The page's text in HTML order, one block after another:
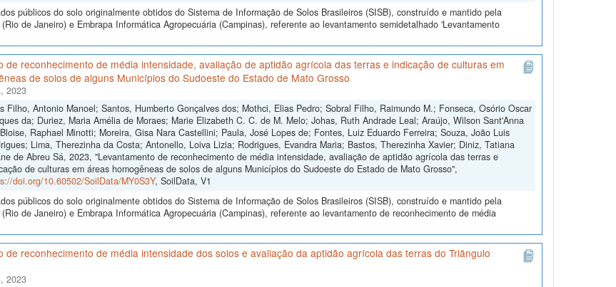
públicos do solo originalmente obtidos do Sistema de Informação de Solos Brasileiros (SISB), construído e mantido pela
(Rio de Janeiro) e Embrapa Informática Agropecuária (Campinas), referente ao levantamento semidetalhado 'Levantamento
de reconhecimento de média intensidade, avaliação de aptidão agrícola das terras e indicação de culturas em
de solos de alguns Municípios do Sudoeste do Estado de Mato Grosso
2023
Filho, Antonio Manoel; Santos, Humberto Gonçalves dos; Mothci, Elias Pedro; Sobral Filho, Raimundo M.; Fonseca, Osório Oscar
da; Duriez, Maria Amélia de Moraes; Marie Elizabeth C. C. de M. Melo; Johas, Ruth Andrade Leal; Araújo, Wilson Sant'Anna
Raphael Minotti; Moreira, Gisa Nara Castellini; Paula, José Lopes de; Fontes, Luiz Eduardo Ferreira; Souza, João Luis
Lima, Therezinha da Costa; Antonello, Loiva Lizia; Rodrigues, Evandra Maria; Bastos, Therezinha Xavier; Diniz, Tatiana
de Abreu Sá, 2023, "Levantamento de reconhecimento de média intensidade, avaliação de aptidão agrícola das terras e
de culturas em áreas homogêneas de solos de alguns Municípios do Sudoeste do Estado de Mato Grosso",
doi.org/10.60502/SoilData/MY0S3Y, SoilData, V1
públicos do solo originalmente obtidos do Sistema de Informação de Solos Brasileiros (SISB), construído e mantido pela
de Janeiro) e Embrapa Informática Agropecuária (Campinas), referente ao levantamento de reconhecimento de média
de reconhecimento de média intensidade dos solos e avaliação da aptidão agrícola das terras do Triângulo
2023